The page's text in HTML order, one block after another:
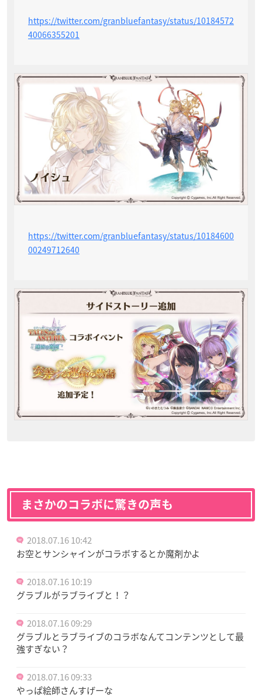
https://twitter.com/granbluefantasy/status/10184572
40066355201
https://twitter.com/granbluefantasy/status/10184600
00249712640
まさかのコラボに驚きの声も
2018.07.16 10:42
お空とサンシャインがコラボするとか魔剤かよ
2018.07.16 10:19
グラブルがラブライブと！？
2018.07.16 09:29
グラブルとラブライブのコラボなんてコンテンツとして最
強すぎない？
2018.07.16 09:33
やっぱ絵師さんすげーな